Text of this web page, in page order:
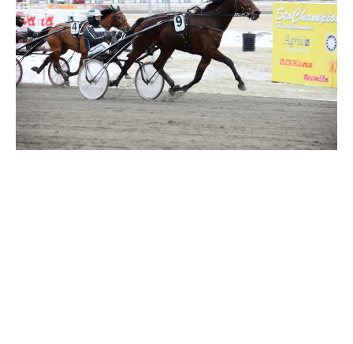
Om travskolan
Samarbetspartners
Licenskurser
Kursutbud och Aktiviteter
Ungdoms­stipendium